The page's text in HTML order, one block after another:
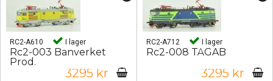
RC2-A610 I lager
Rc2-003 Banverket
Prod.
3295 kr
RC2-A712 I lager
Rc2-008 TÅGAB
3295 kr